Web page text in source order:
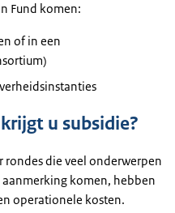
Fund komen:
of in een
u subsidie?
rondes die veel onderwerpen
komen, hebben
operationele kosten.